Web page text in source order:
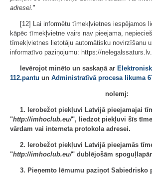
adresei. "
[12] Lai informētu tīmekļvietnes iespējamos
kāpēc tīmekļvietne vairs nav pieejama,
tīmekļvietnes lietotāju automātisku novirzīšanu
informatīvo paziņojumu: https://nelegalssaturs.lv.
Ievērojot minēto un saskaņā ar
112.pantu un Administratīvā procesa likuma
nolemj:
1. Ierobežot piekļuvi Latvijā pieejamajai
"http://imhoclub.eu/", liedzot piekļuvi šīs
vārdam vai interneta protokola adresei.
2. Ierobežot piekļuvi Latvijā pieejamās
"http://imhoclub.eu/" dublējošām
3. Pieņemto lēmumu paziņot Sabiedrisko